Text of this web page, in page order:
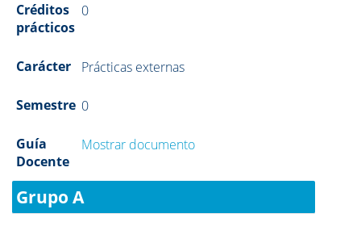
Créditos
prácticos
0
Carácter Prácticas externas
Semestre 0
Guía
Docente
Mostrar documento
Grupo A